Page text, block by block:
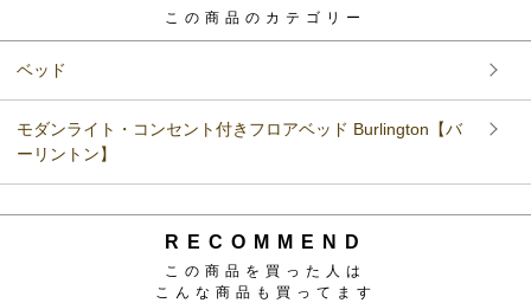
この商品のカテゴリー
ベッド
モダンライト・コンセント付きフロアベッド Burlington【バ
ーリントン】
RECOMMEND
この商品を買った人は
こんな商品も買ってます